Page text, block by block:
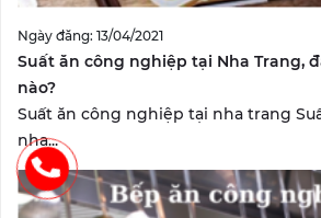
Ngày đăng: 13/04/2021
Suất ăn công nghiệp tại Nha Trang,
nào?
Suất ăn công nghiệp tại nha trang
nha...